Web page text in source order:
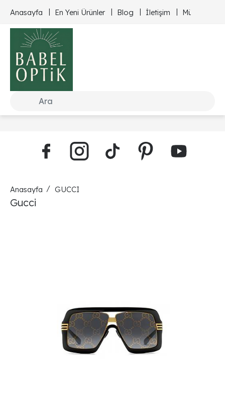
Anasayfa En Yeni Ürünler Blog İletişim Müşteri
Anasayfa GUCCI
Gucci